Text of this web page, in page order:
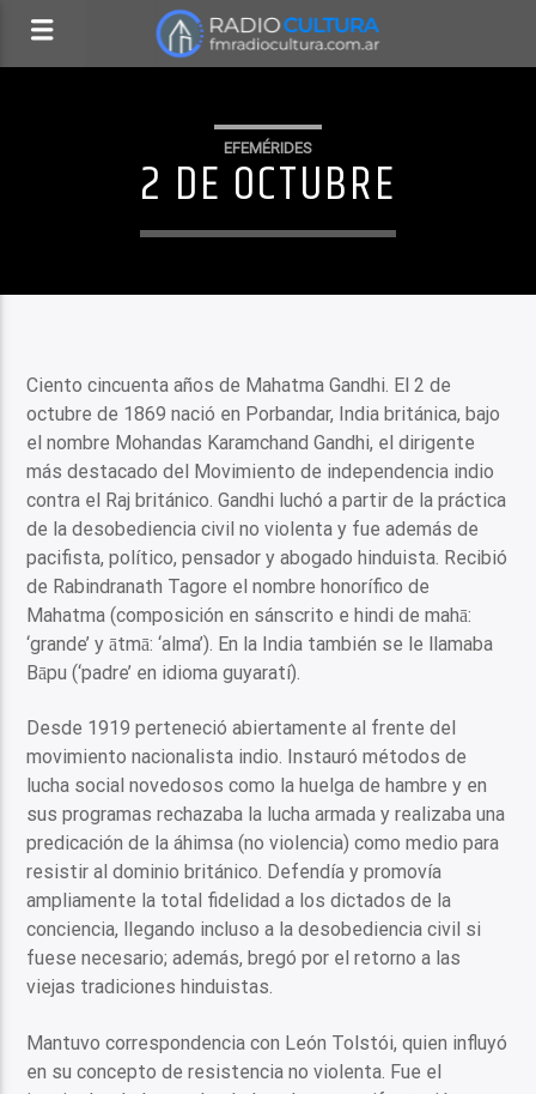
EFEMÉRIDES
2 DE OCTUBRE
Ciento cincuenta años de Mahatma Gandhi. El 2 de
octubre de 1869 nació en Porbandar, India británica, bajo
el nombre Mohandas Karamchand Gandhi, el dirigente
más destacado del Movimiento de independencia indio
contra el Raj británico. Gandhi luchó a partir de la práctica
de la desobediencia civil no violenta y fue además de
pacifista, político, pensador y abogado hinduista. Recibió
de Rabindranath Tagore el nombre honorífico de
Mahatma (composición en sánscrito e hindi de mahā:
‘grande’ y ātmā: ‘alma’). En la India también se le llamaba
Bāpu (‘padre’ en idioma guyaratí).
Desde 1919 perteneció abiertamente al frente del
movimiento nacionalista indio. Instauró métodos de
lucha social novedosos como la huelga de hambre y en
sus programas rechazaba la lucha armada y realizaba una
predicación de la áhimsa (no violencia) como medio para
resistir al dominio británico. Defendía y promovía
ampliamente la total fidelidad a los dictados de la
conciencia, llegando incluso a la desobediencia civil si
fuese necesario; además, bregó por el retorno a las
viejas tradiciones hinduistas.
Mantuvo correspondencia con León Tolstói, quien influyó
en su concepto de resistencia no violenta. Fue el